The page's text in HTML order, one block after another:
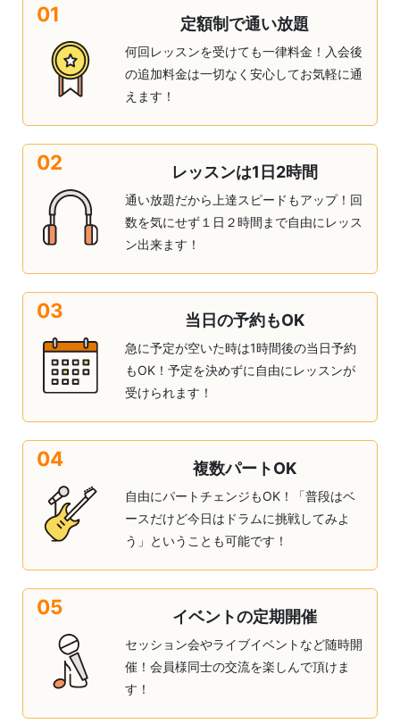
01 定額制で通い放題
何回レッスンを受けても一律料金！入会後
の追加料金は一切なく安心してお気軽に通
えます！
02 レッスンは1日2時間
通い放題だから上達スピードもアップ！回
数を気にせず１日２時間まで自由にレッス
ン出来ます！
03 当日の予約もOK
急に予定が空いた時は1時間後の当日予約
もOK！予定を決めずに自由にレッスンが
受けられます！
04 複数パートOK
自由にパートチェンジもOK！「普段はベ
ースだけど今日はドラムに挑戦してみよ
う」ということも可能です！
05 イベントの定期開催
セッション会やライブイベントなど随時開
催！会員様同士の交流を楽しんで頂けま
す！